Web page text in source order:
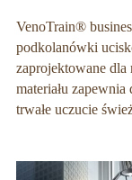
VenoTrain®
podkolanówki
zaprojektowane dla
materiału
trwałe uczucie